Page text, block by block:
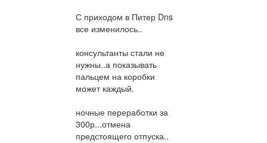
С приходом в Питер Dns
все изменилось..
консультанты стали не
нужны..а показывать
пальцем на коробки
может каждый.
ночные переработки за
300р...отмена
предстоящего отпуска..